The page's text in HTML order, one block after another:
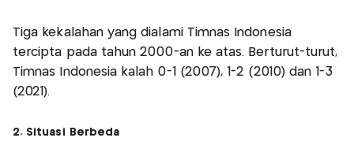
Tiga kekalahan yang dialami Timnas Indonesia
tercipta pada tahun 2000-an ke atas. Berturut-turut,
Timnas Indonesia kalah 0-1 (2007), 1-2 (2010) dan 1-3
(2021).
2. Situasi Berbeda